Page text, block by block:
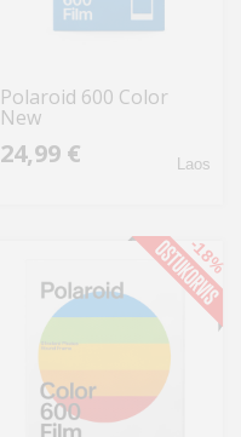
Polaroid 600 Color
New
24,99 € Laos
-18%